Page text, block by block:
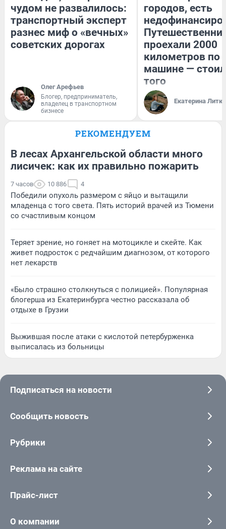
чудом не развалилось:
транспортный эксперт
разнес миф о «вечных»
советских дорогах
Олег Арефьев
Блогер, предприниматель,
владелец в транспортном
бизнесе
городов, есть
проехали 2000
километров по
машине —
того
Екатерина
РЕКОМЕНДУЕМ
В лесах Архангельской области много
лисичек: как их правильно пожарить
7 часов 10 886 4
Победили опухоль размером с яйцо и вытащили
младенца с того света. Пять историй врачей из Тюмени
со счастливым концом
Теряет зрение, но гоняет на мотоцикле и скейте. Как
живет подросток с редчайшим диагнозом, от которого
нет лекарств
«Было страшно столкнуться с полицией». Популярная
блогерша из Екатеринбурга честно рассказала об
отдыхе в Грузии
Выжившая после атаки с кислотой петербурженка
выписалась из больницы
Подписаться на новости
Сообщить новость
Рубрики
Реклама на сайте
Прайс-лист
О компании